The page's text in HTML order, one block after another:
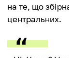
на те, що
центральних.